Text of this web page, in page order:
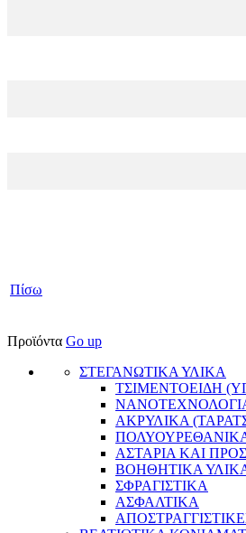
Πίσω
Προϊόντα Go up
ΣΤΕΓΑΝΩΤΙΚΑ ΥΛΙΚΑ
ΤΣΙΜΕΝΤΟΕΙΔΗ
ΑΚΡΥΛΙΚΑ
ΑΣΤΑΡΙΑ ΚΑΙ
BΟΗΘΗΤΙΚΑ
ΣΦΡΑΓΙΣΤΙΚΑ
ΑΣΦΑΛΤΙΚΑ